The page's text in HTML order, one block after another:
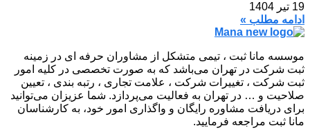
19 تیر 1404
ادامه مطلب »
موسسه مانا ثبت ، تیمی متشکل از مشاوران حرفه ای در زمینه
ثبت شرکت در تهران می‌باشد که به صورت تخصصی در کلیه امور
ثبت شرکت ، تغییرات شرکت ، علامت تجاری ، رتبه بندی ، تعیین
صلاحیت و … در تهران به فعالیت می‌پردازد. شما عزیزان می‌توانید
برای دریافت مشاوره رایگان و واگذاری امور خود، به کارشناسان
مانا ثبت مراجعه فرمایید.